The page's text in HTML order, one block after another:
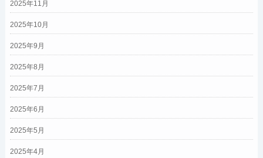
2025年11月
2025年10月
2025年9月
2025年8月
2025年7月
2025年6月
2025年5月
2025年4月